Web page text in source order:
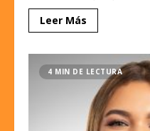
Leer Más
4 MIN DE LECTURA